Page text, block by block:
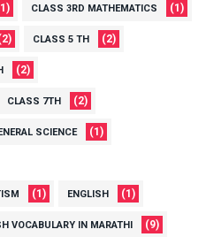
CLASS 3RD MATHEMATICS (1)
CLASS 5 TH (2)
(2)
CLASS 7TH (2)
SCIENCE (1)
(1) ENGLISH (1)
VOCABULARY IN MARATHI (9)